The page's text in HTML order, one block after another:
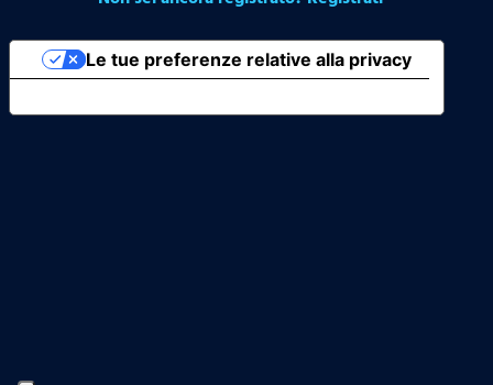
Le tue preferenze relative alla privacy